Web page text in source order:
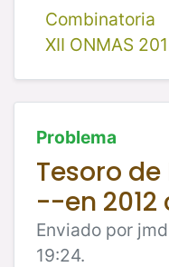
Combinatoria
XII ONMAS
Problema
Tesoro
--en 2012
Enviado por
19:24.